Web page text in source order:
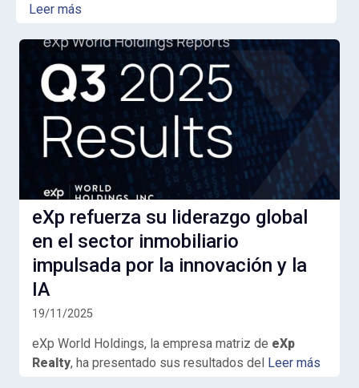
Leer más
eXp refuerza su liderazgo global
en el sector inmobiliario
impulsada por la innovación y la
IA
19/11/2025
eXp World Holdings, la empresa matriz de eXp
Realty, ha presentado sus resultados del Leer más